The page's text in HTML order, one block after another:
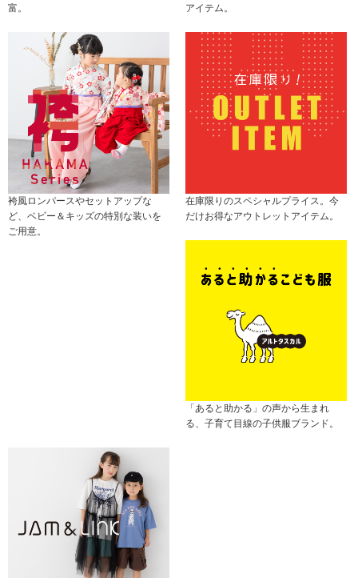
富。
アイテム。
袴風ロンパースやセットアップな
ど、ベビー＆キッズの特別な装いを
ご用意。
在庫限りのスペシャルプライス。今
だけお得なアウトレットアイテム。
「あると助かる」の声から生まれ
る、子育て目線の子供服ブランド。